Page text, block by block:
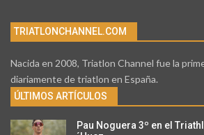
TRIATLONCHANNEL.COM
Nacida en 2008, Triatlon Channel fue la
diariamente de triatlon en España.
ÚLTIMOS ARTÍCULOS
Pau Noguera 3º en el